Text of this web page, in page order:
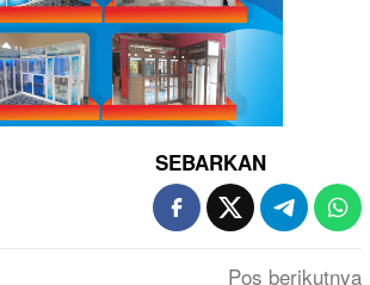
SEBARKAN
Pos berikutnya